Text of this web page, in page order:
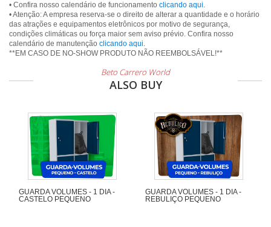
• Confira nosso calendário de funcionamento clicando aqui.
• Atenção: A empresa reserva-se o direito de alterar a quantidade e o horário
das atrações e equipamentos eletrônicos por motivo de segurança,
condições climáticas ou força maior sem aviso prévio. Confira nosso
calendário de manutenção clicando aqui.
Beto Carrero World
ALSO BUY
GUARDA VOLUMES - 1 DIA -
CASTELO PEQUENO
GUARDA VOLUMES - 1 DIA -
REBULIÇO PEQUENO